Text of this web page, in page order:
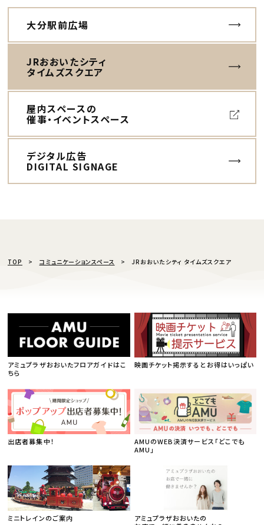
大分駅前広場
JRおおいたシティ
タイムズスクエア
屋内スペースの
催事・イベントスペース
デジタル広告
DIGITAL SIGNAGE
TOP コミュニケーションスペース JRおおいたシティ タイムズスクエア
アミュプラザおおいたフロアガイドはこ
ちら
映画チケット掲示するとお得はいっぱい
出店者募集中！
AMUのWEB決済サービス「どこでも
AMU」
ミニトレインのご案内
アミュプラザおおいたの